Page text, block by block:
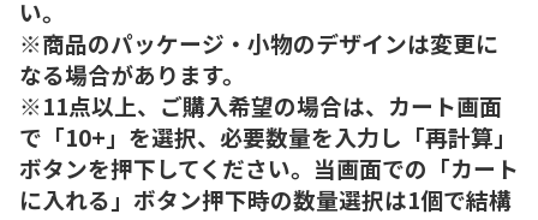
い。
※商品のパッケージ・小物のデザインは変更に
なる場合があります。
※11点以上、ご購入希望の場合は、カート画面
で「10+」を選択、必要数量を入力し「再計算」
ボタンを押下してください。当画面での「カート
に入れる」ボタン押下時の数量選択は1個で結構